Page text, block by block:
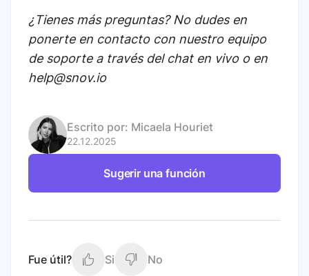
¿Tienes más preguntas? No dudes en
ponerte en contacto con nuestro equipo
de soporte a través del chat en vivo o en
help@snov.io
Escrito por: Micaela Houriet
22.12.2025
Sugerir una función
Fue útil? Si No